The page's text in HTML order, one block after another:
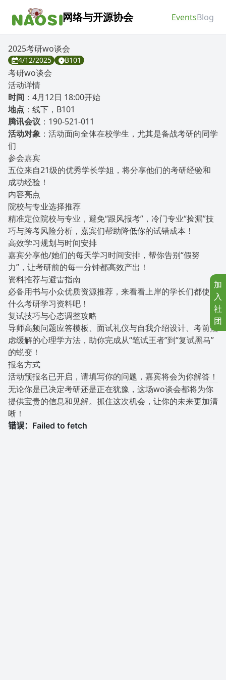
网络与开源协会 EventsBlog
2025考研wo谈会
4/12/2025 B101
考研wo谈会
活动详情
时间 ：4月12日 18:00开始
地点 ：线下，B101
腾讯会议 ：190-521-011
活动对象 ：活动面向全体在校学生，尤其是备战考研的同学
们
参会嘉宾
五位来自21级的优秀学长学姐，将分享他们的考研经验和
成功经验！
内容亮点
院校与专业选择推荐
精准定位院校与专业，避免“跟风报考”，冷门专业“捡漏”技
巧与跨考风险分析，嘉宾们帮助降低你的试错成本！
高效学习规划与时间安排
嘉宾分享他/她们的每天学习时间安排，帮你告别“假努
力”，让考研前的每一分钟都高效产出！
资料推荐与避雷指南
必备用书与小众优质资源推荐，来看看上岸的学长们都使用
什么考研学习资料吧！
复试技巧与心态调整攻略
导师高频问题应答模板、面试礼仪与自我介绍设计、考前焦
虑缓解的心理学方法，助你完成从“笔试王者”到“复试黑马”
的蜕变！
报名方式
活动预报名已开启，请填写你的问题，嘉宾将会为你解答！
无论你是已决定考研还是正在犹豫，这场wo谈会都将为你
提供宝贵的信息和见解。抓住这次机会，让你的未来更加清
晰！
加
入
社
团